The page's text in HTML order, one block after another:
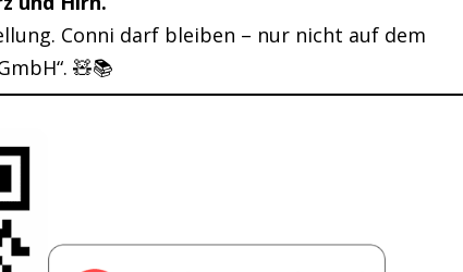
Conni darf bleiben – nur nicht auf dem
🧸📚